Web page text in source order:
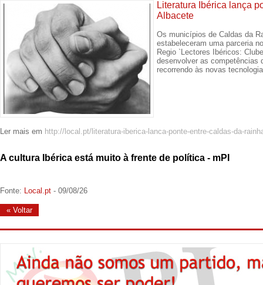
Literatura Ibérica lança
Albacete
Os municípios de Caldas da
estabeleceram uma parceria
Regio `Lectores Ibéricos:
desenvolver as competências
recorrendo às novas
Ler mais em http://local.pt/literatura-iberica-lanca-ponte-entre-caldas-da-
A cultura Ibérica está muito à frente de política - mPI
Fonte: Local.pt - 09/08/26
« Voltar